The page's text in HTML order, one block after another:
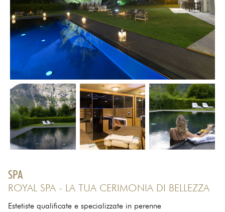
SPA
ROYAL SPA - LA TUA CERIMONIA DI BELLEZZA
Estetiste qualificate e specializzate in perenne